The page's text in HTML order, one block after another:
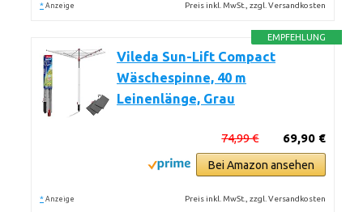
* Anzeige Preis inkl. MwSt., zzgl. Versandkosten
EMPFEHLUNG
Vileda Sun-Lift Compact
Wäschespinne, 40 m
Leinenlänge, Grau
69,90 €
74,99 €
Bei Amazon ansehen
* Anzeige Preis inkl. MwSt., zzgl. Versandkosten